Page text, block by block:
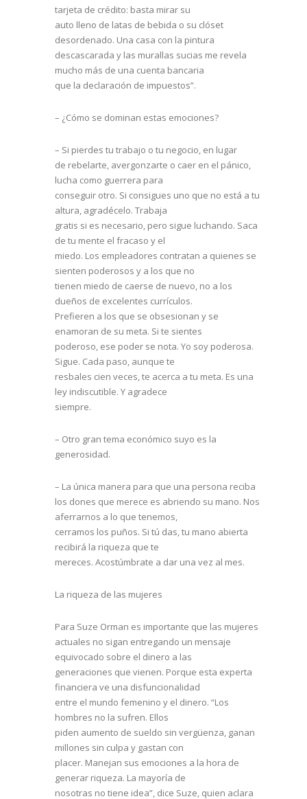
tarjeta de crédito: basta mirar su
auto lleno de latas de bebida o su clóset
desordenado. Una casa con la pintura
descascarada y las murallas sucias me revela
mucho más de una cuenta bancaria
que la declaración de impuestos”.
– ¿Cómo se dominan estas emociones?
– Si pierdes tu trabajo o tu negocio, en lugar
de rebelarte, avergonzarte o caer en el pánico,
lucha como guerrera para
conseguir otro. Si consigues uno que no está a tu
altura, agradécelo. Trabaja
gratis si es necesario, pero sigue luchando. Saca
de tu mente el fracaso y el
miedo. Los empleadores contratan a quienes se
sienten poderosos y a los que no
tienen miedo de caerse de nuevo, no a los
dueños de excelentes currículos.
Prefieren a los que se obsesionan y se
enamoran de su meta. Si te sientes
poderoso, ese poder se nota. Yo soy poderosa.
Sigue. Cada paso, aunque te
resbales cien veces, te acerca a tu meta. Es una
ley indiscutible. Y agradece
siempre.
– Otro gran tema económico suyo es la
generosidad.
– La única manera para que una persona reciba
los dones que merece es abriendo su mano. Nos
aferrarnos a lo que tenemos,
cerramos los puños. Si tú das, tu mano abierta
recibirá la riqueza que te
mereces. Acostúmbrate a dar una vez al mes.
La riqueza de las mujeres
Para Suze Orman es importante que las mujeres
actuales no sigan entregando un mensaje
equivocado sobre el dinero a las
generaciones que vienen. Porque esta experta
financiera ve una disfuncionalidad
entre el mundo femenino y el dinero. “Los
hombres no la sufren. Ellos
piden aumento de sueldo sin vergüenza, ganan
millones sin culpa y gastan con
placer. Manejan sus emociones a la hora de
generar riqueza. La mayoría de
nosotras no tiene idea”, dice Suze, quien aclara